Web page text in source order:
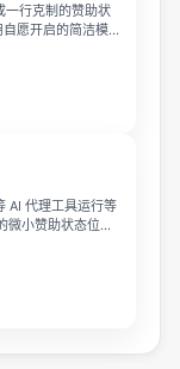
行克制的赞助状
愿开启的简洁模
AI 代理工具运行等
微小赞助状态位，